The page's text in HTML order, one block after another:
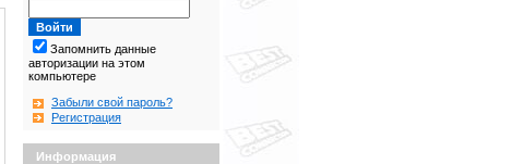
Запомнить данные
авторизации на этом
компьютере
Забыли свой пароль?
Регистрация
Информация